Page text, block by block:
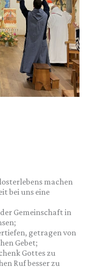
machen
bei uns eine
Gemeinschaft in
getragen von
Gebet;
Gottes zu
Ruf besser zu